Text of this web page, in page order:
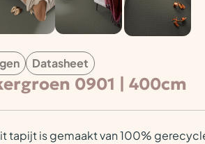
Datasheet
0901 | 400cm
tapijt is gemaakt van 100%